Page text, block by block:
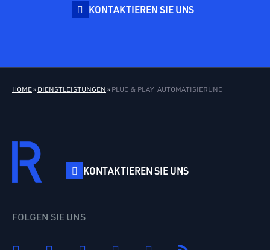
KONTAKTIEREN SIE UNS
HOME» DIENSTLEISTUNGEN » PLUG & PLAY-AUTOMATISIERUNG
KONTAKTIEREN SIE UNS
FOLGEN SIE UNS